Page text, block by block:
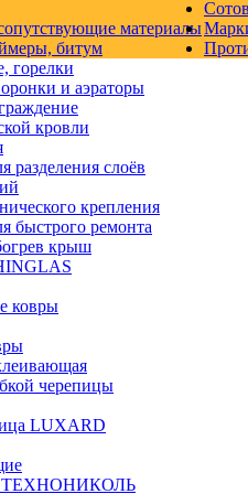
материалы
битум
горелки
и аэраторы
кровли
разделения слоёв
крепления
быстрого ремонта
крыш
ковры
черепицы
LUXARD
ТЕХНОНИКОЛЬ